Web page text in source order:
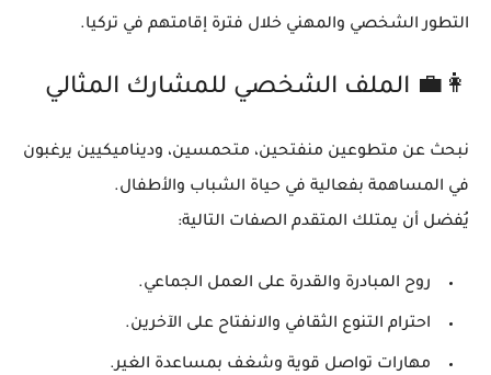
التطور الشخصي والمهني خلال فترة إقامتهم في تركيا.
👩‍💼 الملف الشخصي للمشارك المثالي
نبحث عن متطوعين منفتحين، متحمسين، وديناميكيين يرغبون
في المساهمة بفعالية في حياة الشباب والأطفال.
يُفضل أن يمتلك المتقدم الصفات التالية:
روح المبادرة والقدرة على العمل الجماعي.
احترام التنوع الثقافي والانفتاح على الآخرين.
مهارات تواصل قوية وشغف بمساعدة الغير.